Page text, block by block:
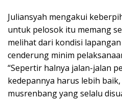
Juliansyah mengakui
untuk pelosok itu memang
melihat dari kondisi
cenderung minim
“Sepertir halnya jalan-jalan
kedepannya harus lebih
musrenbang yang selalu